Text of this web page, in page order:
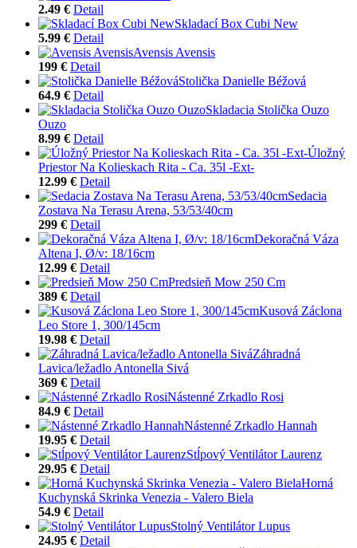
2.49 € Detail
Skladací Box Cubi New
5.99 € Detail
Avensis Avensis
199 € Detail
Stolička Danielle Béžová
64.9 € Detail
Skladacia Stolička Ouzo
Ouzo
8.99 € Detail
Úložný
Priestor Na Kolieskach Rita - Ca. 35l -Ext-
12.99 € Detail
Sedacia
Zostava Na Terasu Arena, 53/53/40cm
299 € Detail
Dekoračná Váza
Altena I, Ø/v: 18/16cm
12.99 € Detail
Predsieň Mow 250 Cm
389 € Detail
Kusová Záclona
Leo Store 1, 300/145cm
19.98 € Detail
Záhradná
Lavica/ležadlo Antonella Sivá
369 € Detail
Nástenné Zrkadlo Rosi
84.9 € Detail
Nástenné Zrkadlo Hannah
19.95 € Detail
Stĺpový Ventilátor Laurenz
29.95 € Detail
Horná
Kuchynská Skrinka Venezia - Valero Biela
54.9 € Detail
Stolný Ventilátor Lupus
24.95 € Detail